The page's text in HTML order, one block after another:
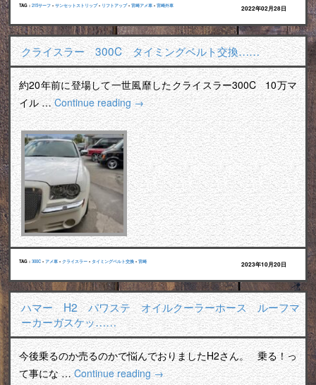
TAG : 215サーフ • サンセットストリップ• リフトアップ• 宮崎アメ車 • 宮崎外車 2022年02月28日
クライスラー 300C タイミングベルト交換……
約20年前に登場して一世風靡したクライスラー300C 10万マ
イル …Continue reading→
TAG : 300C • アメ車 • クライスラー • タイミングベルト交換 • 宮崎 2023年10月20日
ハマー H2 パワステ オイルクーラーホース ルーフマ
ーカーガスケッ……
今後乗るのか売るのかで悩んでおりましたH2さん。 乗る！っ
て事にな …Continue reading→